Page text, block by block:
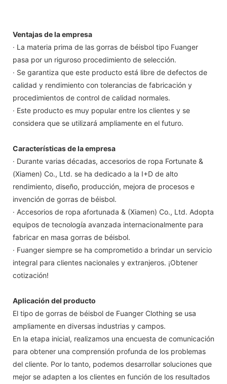
Ventajas de la empresa
· La materia prima de las gorras de béisbol tipo Fuanger
pasa por un riguroso procedimiento de selección.
· Se garantiza que este producto está libre de defectos de
calidad y rendimiento con tolerancias de fabricación y
procedimientos de control de calidad normales.
· Este producto es muy popular entre los clientes y se
considera que se utilizará ampliamente en el futuro.
Características de la empresa
· Durante varias décadas, accesorios de ropa Fortunate &
(Xiamen) Co., Ltd. se ha dedicado a la I+D de alto
rendimiento, diseño, producción, mejora de procesos e
invención de gorras de béisbol.
· Accesorios de ropa afortunada & (Xiamen) Co., Ltd. Adopta
equipos de tecnología avanzada internacionalmente para
fabricar en masa gorras de béisbol.
· Fuanger siempre se ha comprometido a brindar un servicio
integral para clientes nacionales y extranjeros. ¡Obtener
cotización!
Aplicación del producto
El tipo de gorras de béisbol de Fuanger Clothing se usa
ampliamente en diversas industrias y campos.
En la etapa inicial, realizamos una encuesta de comunicación
para obtener una comprensión profunda de los problemas
del cliente. Por lo tanto, podemos desarrollar soluciones que
mejor se adapten a los clientes en función de los resultados